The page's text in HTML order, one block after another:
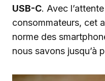
USB-C. Avec
consommateurs, cet
norme des
nous savons jusqu’à